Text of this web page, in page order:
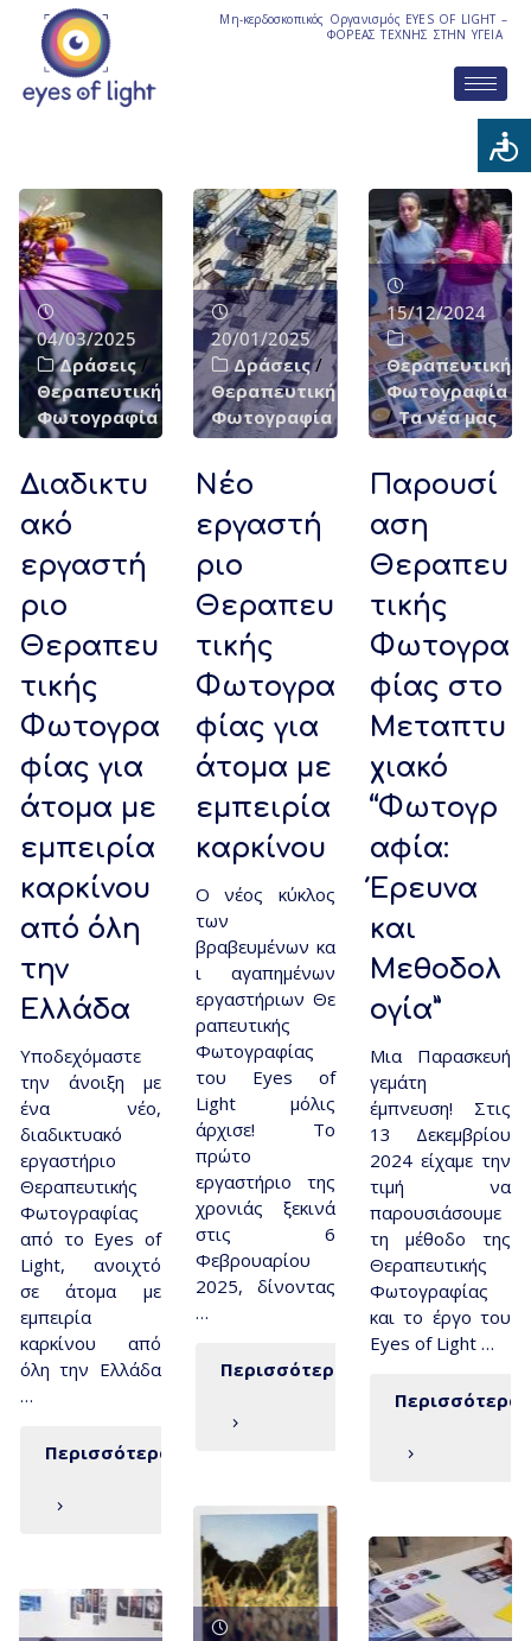
Μη-κερδοσκοπικός Οργανισμός EYES OF LIGHT –
ΦΟΡΕΑΣ ΤΕΧΝΗΣ ΣΤΗΝ ΥΓΕΙΑ
04/03/2025
Δράσεις /
Θεραπευτική
Φωτογραφία
Διαδικτυ
ακό
εργαστή
ριο
Θεραπευ
τικής
Φωτογρα
φίας για
άτομα με
εμπειρία
καρκίνου
από όλη
την
Ελλάδα
Υποδεχόμαστε
την άνοιξη με
ένα νέο,
διαδικτυακό
εργαστήριο
Θεραπευτικής
Φωτογραφίας
από το Eyes of
Light, ανοιχτό
σε άτομα με
εμπειρία
καρκίνου από
όλη την Ελλάδα
…
Περισσότερα
20/01/2025
Δράσεις /
Θεραπευτική
Φωτογραφία
Νέο
εργαστή
ριο
Θεραπευ
τικής
Φωτογρα
φίας για
άτομα με
εμπειρία
καρκίνου
Ο νέος κύκλος
των
βραβευμένων κα
ι αγαπημένων
εργαστήριων Θε
ραπευτικής
Φωτογραφίας
του Eyes of
Light μόλις
άρχισε! Το
πρώτο
εργαστήριο της
χρονιάς ξεκινά
στις 6
Φεβρουαρίου
2025, δίνοντας
…
Περισσότερα
15/12/2024
Θεραπευτική
Φωτογραφία
/ Τα νέα μας
Παρουσί
αση
Θεραπευ
τικής
Φωτογρα
φίας στo
Μεταπτυ
χιακό
“Φωτογρ
αφία:
Έρευνα
και
Μεθοδολ
ογία”
Μια Παρασκευή
γεμάτη
έμπνευση! Στις
13 Δεκεμβρίου
2024 είχαμε την
τιμή να
παρουσιάσουμε
τη μέθοδο της
Θεραπευτικής
Φωτογραφίας
και το έργο του
Eyes of Light …
Περισσότερα